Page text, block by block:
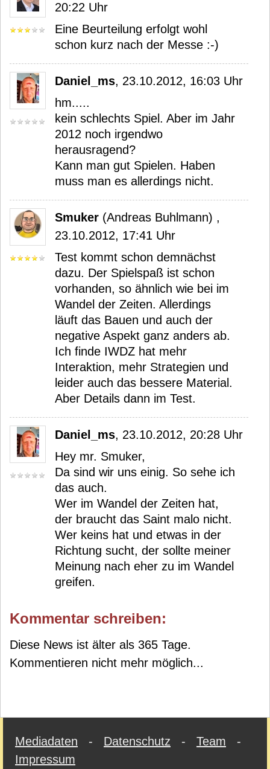
20:22 Uhr
Eine Beurteilung erfolgt wohl
schon kurz nach der Messe :-)
Daniel_ms, 23.10.2012, 16:03 Uhr
hm.....
kein schlechts Spiel. Aber im Jahr
2012 noch irgendwo
herausragend?
Kann man gut Spielen. Haben
muss man es allerdings nicht.
Smuker (Andreas Buhlmann) ,
23.10.2012, 17:41 Uhr
Test kommt schon demnächst
dazu. Der Spielspaß ist schon
vorhanden, so ähnlich wie bei im
Wandel der Zeiten. Allerdings
läuft das Bauen und auch der
negative Aspekt ganz anders ab.
Ich finde IWDZ hat mehr
Interaktion, mehr Strategien und
leider auch das bessere Material.
Aber Details dann im Test.
Daniel_ms, 23.10.2012, 20:28 Uhr
Hey mr. Smuker,
Da sind wir uns einig. So sehe ich
das auch.
Wer im Wandel der Zeiten hat,
der braucht das Saint malo nicht.
Wer keins hat und etwas in der
Richtung sucht, der sollte meiner
Meinung nach eher zu im Wandel
greifen.
Kommentar schreiben:
Diese News ist älter als 365 Tage.
Kommentieren nicht mehr möglich...
Mediadaten - Datenschutz - Team -
Impressum